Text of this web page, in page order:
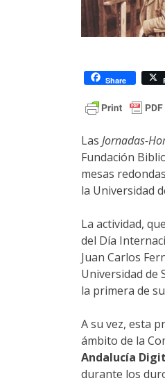
Share
Las Jornadas-
Fundación
mesas
la Universidad
La actividad,
del Día
Juan Carlos
Universidad de
la primera de
A su vez, esta
ámbito de la
Andalucía
durante los